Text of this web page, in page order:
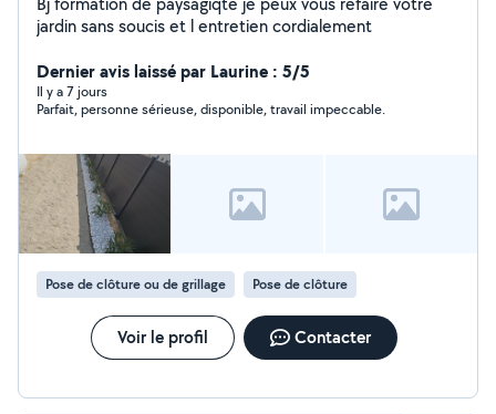
jardin sans soucis et l entretien cordialement
Dernier avis laissé par Laurine : 5/5
Il y a 7 jours
Parfait, personne sérieuse, disponible, travail impeccable.
Pose de clôture ou de grillage Pose de clôture
Voir le profil Contacter